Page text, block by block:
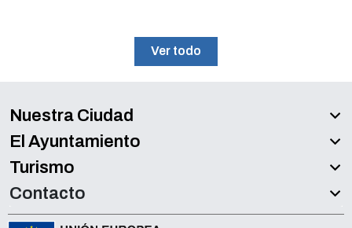
Ver todo
Nuestra Ciudad
El Ayuntamiento
Turismo
Contacto